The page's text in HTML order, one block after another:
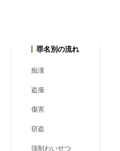
罪名別の流れ
痴漢
盗撮
傷害
窃盗
強制わいせつ